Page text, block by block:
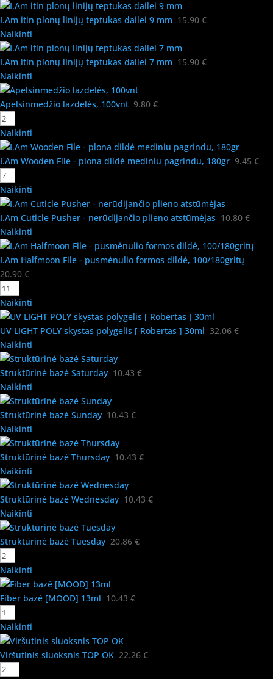
I.Am itin plonų linijų teptukas dailei 9 mm 15.90 €
Naikinti
I.Am itin plonų linijų teptukas dailei 7 mm 15.90 €
Naikinti
Apelsinmedžio lazdelės, 100vnt 9.80 €
Naikinti
I.Am Wooden File - plona dildė mediniu pagrindu, 180gr 9.45 €
Naikinti
I.Am Cuticle Pusher - nerūdijančio plieno atstūmėjas 10.80 €
Naikinti
I.Am Halfmoon File - pusmėnulio formos dildė, 100/180gritų
20.90 €
Naikinti
UV LIGHT POLY skystas polygelis [ Robertas ] 30ml 32.06 €
Naikinti
Struktūrinė bazė Saturday 10.43 €
Naikinti
Struktūrinė bazė Sunday 10.43 €
Naikinti
Struktūrinė bazė Thursday 10.43 €
Naikinti
Struktūrinė bazė Wednesday 10.43 €
Naikinti
Struktūrinė bazė Tuesday 20.86 €
Naikinti
Fiber bazė [MOOD] 13ml 10.43 €
Naikinti
Viršutinis sluoksnis TOP OK 22.26 €